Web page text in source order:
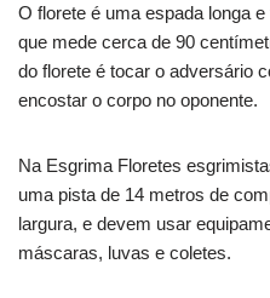
O florete é uma espada longa
que mede cerca de 90
do florete é tocar o adversário
encostar o corpo no oponente.
Na Esgrima Floretes
uma pista de 14 metros de
largura, e devem usar
máscaras, luvas e coletes.